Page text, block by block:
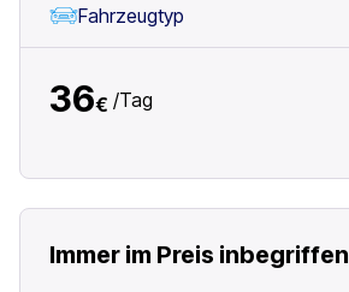
Fahrzeugtyp
36€ /Tag
Immer im Preis inbegriffen